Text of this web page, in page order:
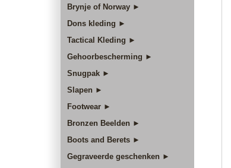
Brynje of Norway ►
Dons kleding ►
Tactical Kleding ►
Gehoorbescherming ►
Snugpak ►
Slapen ►
Footwear ►
Bronzen Beelden ►
Boots and Berets ►
Gegraveerde geschenken ►